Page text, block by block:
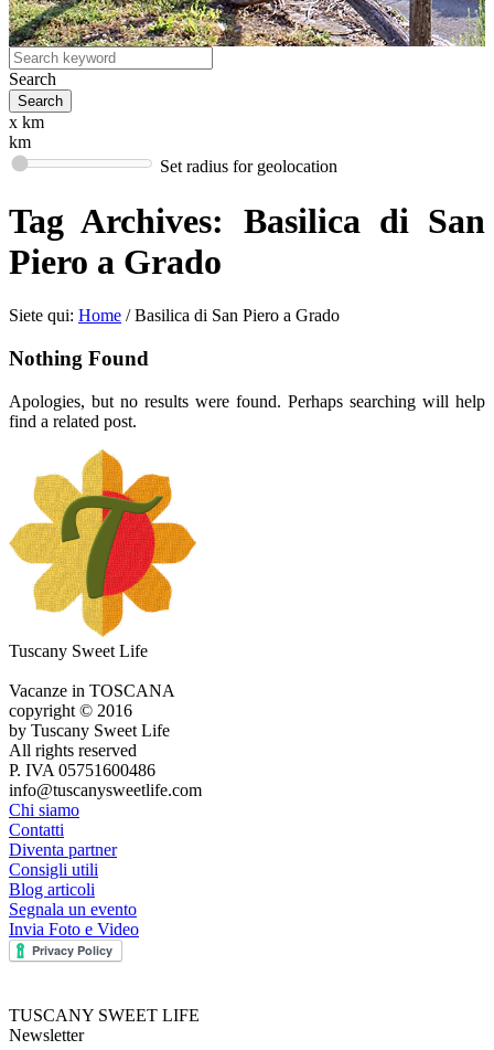
Search
x km
km
Set radius for geolocation
Tag Archives: Basilica di San
Piero a Grado
Siete qui: Home / Basilica di San Piero a Grado
Nothing Found
Apologies, but no results were found. Perhaps searching will help
find a related post.
Tuscany Sweet Life
Vacanze in TOSCANA
copyright © 2016
by Tuscany Sweet Life
All rights reserved
P. IVA 05751600486
info@tuscanysweetlife.com
Chi siamo
Contatti
Diventa partner
Consigli utili
Blog articoli
Segnala un evento
Invia Foto e Video
TUSCANY SWEET LIFE
Newsletter